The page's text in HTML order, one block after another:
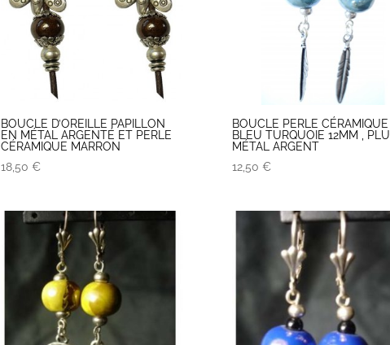
BOUCLE D’OREILLE PAPILLON
EN MÉTAL ARGENTÉ ET PERLE
CÉRAMIQUE MARRON
18,50 €
BOUCLE PERLE CÉRAMIQUE
BLEU TURQUOIE 12MM ,
MÉTAL ARGENT
12,50 €